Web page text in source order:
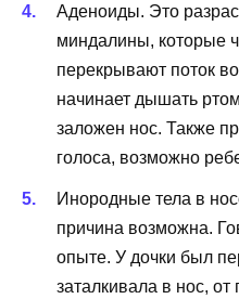
Аденоиды. Это
миндалины, которые
перекрывают поток
начинает дышать
заложен нос. Также
голоса, возможно
Инородные тела в
причина возможна.
опыте. У дочки был
заталкивала в нос,